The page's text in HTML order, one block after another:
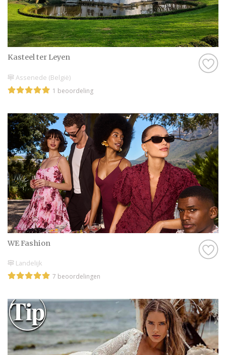
Kasteel ter Leyen
Assenede (België)
1 beoordeling
WE Fashion
Landelijk
7 beoordelingen